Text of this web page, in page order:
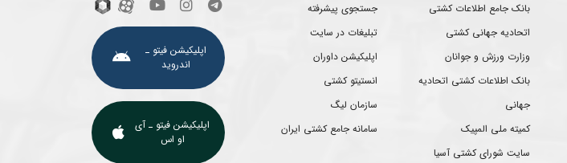
بانک جامع اطلاعات کشتی
اتحادیه جهانی کشتی
وزارت ورزش و جوانان
بانک اطلاعات کشتی اتحادیه
جهانی
کمیته ملی المپیک
سایت شورای کشتی آسیا
جستجوی پیشرفته
تبلیغات در سایت
اپلیکیشن داوران
انستیتو کشتی
سازمان لیگ
سامانه جامع کشتی ایران
اپلیکیشن فیتو ـ
اندروید
اپلیکیشن فیتو ـ آی
او اس